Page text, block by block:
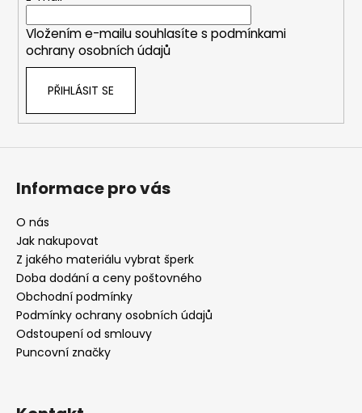
Vložením e-mailu souhlasíte s podmínkami
ochrany osobních údajů
PŘIHLÁSIT SE
Informace pro vás
O nás
Jak nakupovat
Z jakého materiálu vybrat šperk
Doba dodání a ceny poštovného
Obchodní podmínky
Podmínky ochrany osobních údajů
Odstoupení od smlouvy
Puncovní značky